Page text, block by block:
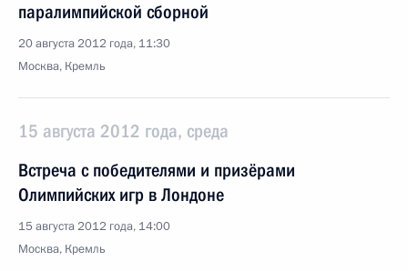
паралимпийской сборной
20 августа 2012 года, 11:30
Москва, Кремль
15 августа 2012 года, среда
Встреча с победителями и призёрами
Олимпийских игр в Лондоне
15 августа 2012 года, 14:00
Москва, Кремль